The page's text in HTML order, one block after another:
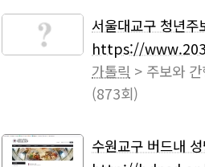
서울대교구 청년주
https://
가톨릭 > 주보와
(873회)
수원교구 버드내